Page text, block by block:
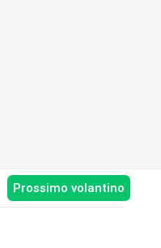
Prossimo volantino